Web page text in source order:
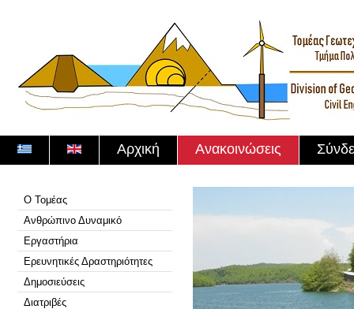
Αρχική Ανακοινώσεις
Ο Τομέας
Ανθρώπινο Δυναμικό
Εργαστήρια
Ερευνητικές Δραστηριότητες
Δημοσιεύσεις
Διατριβές